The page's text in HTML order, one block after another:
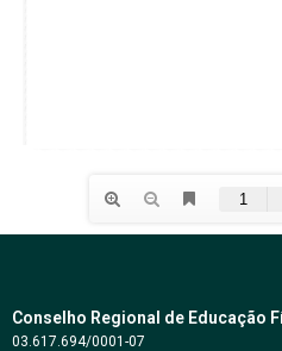
Conselho Regional de Educação
03.617.694/0001-07